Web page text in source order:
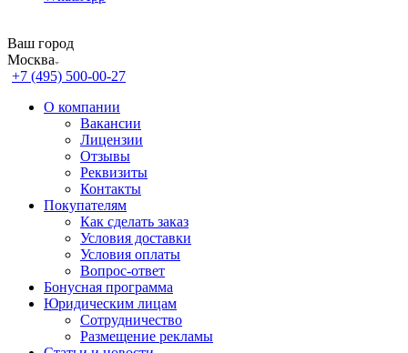
Ваш город
Москва
+7 (495) 500-00-27
О компании
Вакансии
Лицензии
Отзывы
Реквизиты
Контакты
Покупателям
Как сделать заказ
Условия доставки
Условия оплаты
Вопрос-ответ
Бонусная программа
Юридическим лицам
Сотрудничество
Размещение рекламы